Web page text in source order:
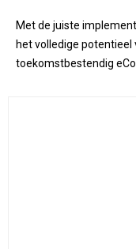
Met de juiste
het volledige potentieel
toekomstbestendig